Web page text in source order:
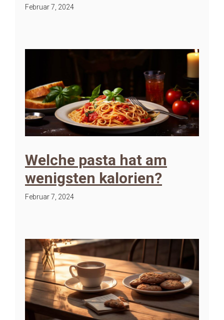
Februar 7, 2024
Welche pasta hat am
wenigsten kalorien?
Februar 7, 2024